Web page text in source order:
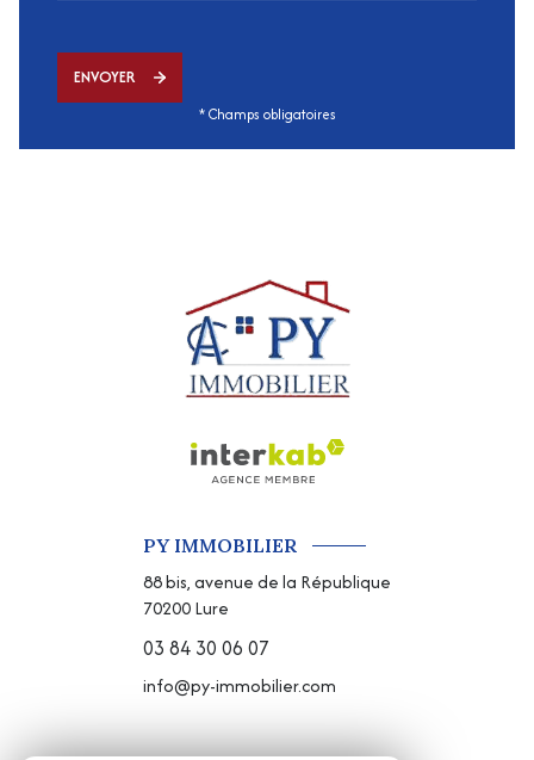
ENVOYER
* Champs obligatoires
PY IMMOBILIER
88 bis, avenue de la République
70200Lure
03 84 30 06 07
info@py-immobilier.com